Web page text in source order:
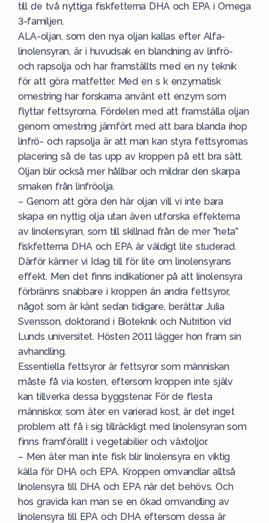
till de två nyttiga fiskfetterna DHA och EPA i Omega
3-familjen.
ALA-oljan, som den nya oljan kallas efter Alfa-
linolensyran, är i huvudsak en blandning av linfrö-
och rapsolja och har framställts med en ny teknik
för att göra matfetter. Med en s k enzymatisk
omestring har forskarna använt ett enzym som
flyttar fettsyrorna. Fördelen med att framställa oljan
genom omestring jämfört med att bara blanda ihop
linfrö- och rapsolja är att man kan styra fettsyrornas
placering så de tas upp av kroppen på ett bra sätt.
Oljan blir också mer hållbar och mildrar den skarpa
smaken från linfröolja.
– Genom att göra den här oljan vill vi inte bara
skapa en nyttig olja utan även utforska effekterna
av linolensyran, som till skillnad från de mer ”heta”
fiskfetterna DHA och EPA är väldigt lite studerad.
Därför känner vi Idag till för lite om linolensyrans
effekt. Men det finns indikationer på att linolensyra
förbränns snabbare i kroppen än andra fettsyror,
något som är känt sedan tidigare, berättar Julia
Svensson, doktorand i Bioteknik och Nutrition vid
Lunds universitet. Hösten 2011 lägger hon fram sin
avhandling.
Essentiella fettsyror är fettsyror som människan
måste få via kosten, eftersom kroppen inte själv
kan tillverka dessa byggstenar. För de flesta
människor, som äter en varierad kost, är det inget
problem att få i sig tillräckligt med linolensyran som
finns framförallt i vegetabilier och växtoljor.
– Men äter man inte fisk blir linolensyra en viktig
källa för DHA och EPA. Kroppen omvandlar alltså
linolensyra till DHA och EPA när det behövs. Och
hos gravida kan man se en ökad omvandling av
linolensyra till EPA och DHA eftersom dessa är